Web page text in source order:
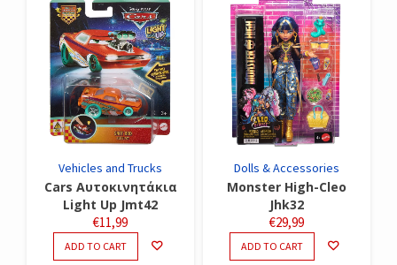
Vehicles and Trucks
Cars Αυτοκινητάκια
Light Up Jmt42
€11,99
ADD TO CART
Dolls & Accessories
Monster High-Cleo
Jhk32
€29,99
ADD TO CART